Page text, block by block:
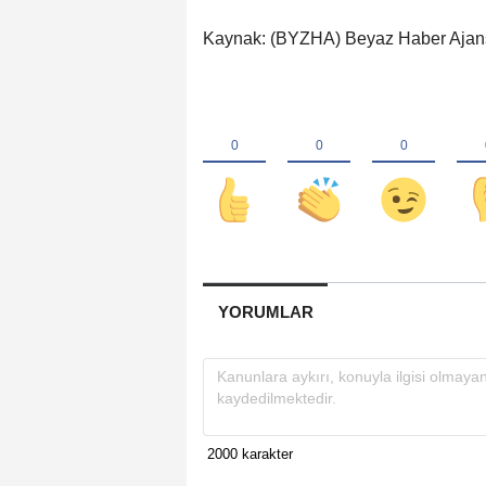
Kaynak: (BYZHA) Beyaz Haber
YORUMLAR